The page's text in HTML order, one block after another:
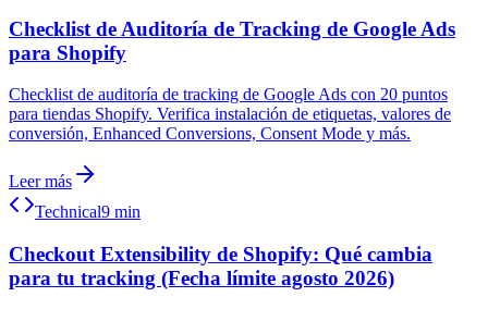
Checklist de Auditoría de Tracking de Google Ads
para Shopify
Checklist de auditoría de tracking de Google Ads con 20 puntos
para tiendas Shopify. Verifica instalación de etiquetas, valores de
conversión, Enhanced Conversions, Consent Mode y más.
Leer más
Technical9 min
Checkout Extensibility de Shopify: Qué cambia
para tu tracking (Fecha límite agosto 2026)